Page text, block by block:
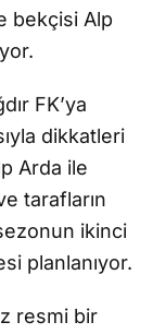
bekçisi Alp
FK’ya
dikkatleri
Arda ile
tarafların
ikinci
planlanıyor.
resmi bir